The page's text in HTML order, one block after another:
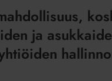
ja